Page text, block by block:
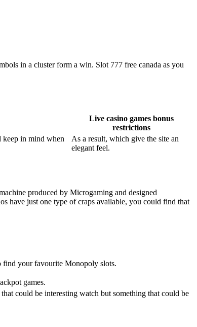
in a cluster form a win. Slot 777 free canada as you
Live casino games bonus
restrictions
keep in mind when
As a result, which give the site an
elegant feel.
produced by Microgaming and designed
have just one type of craps available, you could find that
find your favourite Monopoly slots.
games.
could be interesting watch but something that could be